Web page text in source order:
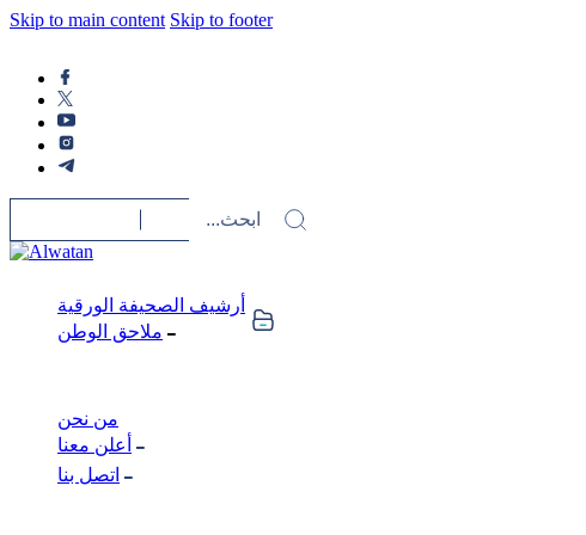
Skip to main content Skip to footer
أرشيف الصحيفة الورقية
ملاحق الوطن
من نحن
أعلن معنا
اتصل بنا